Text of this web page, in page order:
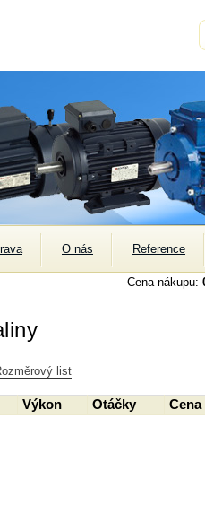
O nás Reference
Cena nákupu:
list
Výkon Otáčky Cena